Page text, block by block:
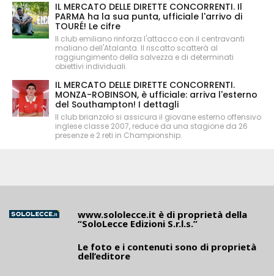
IL MERCATO DELLE DIRETTE CONCORRENTI. Il
PARMA ha la sua punta, ufficiale l'arrivo di
TOURÉ! Le cifre
Il club emiliano rinforza l'attacco con il centravanti
maliano dell'Atalanta. Il riscatto scatterà al
raggiungimento della salvezza e di determinati
obiettivi individuali.
IL MERCATO DELLE DIRETTE CONCORRENTI.
MONZA-ROBINSON, è ufficiale: arriva l'esterno
del Southampton! I dettagli
Il club brianzolo si assicura il giovane esterno offensivo
inglese classe 2007, reduce da una stagione da 26
presenze e 2 reti in Championship.
www.sololecce.it è di proprietà della
“SoloLecce Edizioni S.r.l.s.”
Le foto e i contenuti sono di proprietà
dell’editore